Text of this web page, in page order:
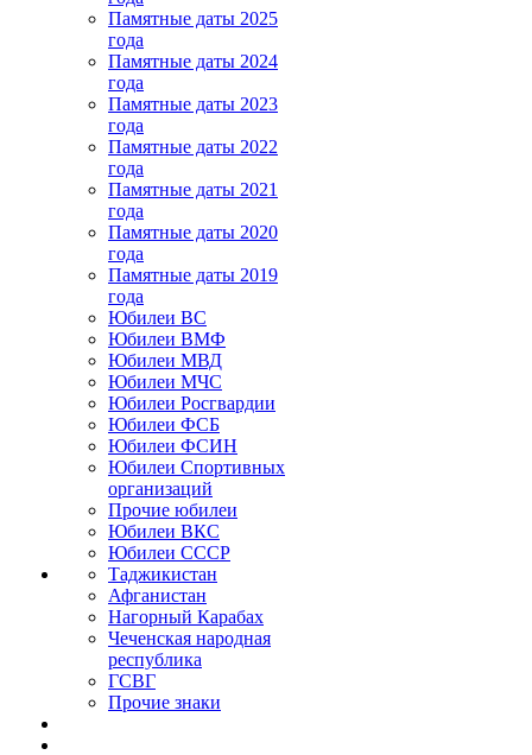
Памятные даты 2025
года
Памятные даты 2024
года
Памятные даты 2023
года
Памятные даты 2022
года
Памятные даты 2021
года
Памятные даты 2020
года
Памятные даты 2019
года
Юбилеи ВС
Юбилеи ВМФ
Юбилеи МВД
Юбилеи МЧС
Юбилеи Росгвардии
Юбилеи ФСБ
Юбилеи ФСИН
Юбилеи Спортивных
организаций
Прочие юбилеи
Юбилеи ВКС
Юбилеи СССР
Таджикистан
Афганистан
Нагорный Карабах
Чеченская народная
республика
ГСВГ
Прочие знаки